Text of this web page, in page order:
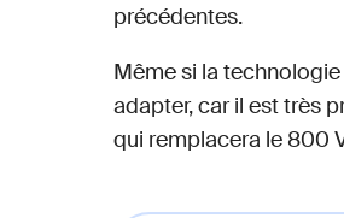
précédentes.
Même si la
adapter, car il est très
qui remplacera le 800